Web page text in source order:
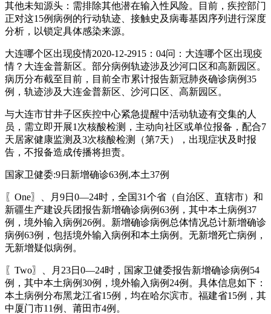
其他未知源头：需排除其他潜在输入性风险。目前，疾控部门
正对这15例病例的行动轨迹、接触史及病毒基因序列进行深度
分析，以锁定具体感染来源。
大连哪个区出现疫情2020-12-2915：04问：大连哪个区出现疫
情？大连金普新区。部分病例轨迹涉及沙河口区和高新园区。
病历分布截至目前，目前全市累计报告新冠肺炎确诊病例35
例，轨迹涉及大连金普新区、沙河口区、高新园区。
与大连市甘井子区疾控中心紧急提醒中活动轨迹有交集的人
员，需立即开展1次核酸检测，主动向社区或单位报备，配合7
天居家健康监测及3次核酸检测（第7天），出现症状及时报
告，不报备造成传播将担责。
国家卫健委:9日新增确诊63例,本土37例
〖One〗、月9日0—24时，全国31个省（自治区、直辖市）和
新疆生产建设兵团报告新增确诊病例63例，其中本土病例37
例，境外输入病例26例。新增确诊病例总体情况总计新增确诊
病例63例，包括境外输入病例和本土病例。无新增死亡病例，
无新增疑似病例。
〖Two〗、月23日0—24时，国家卫健委报告新增确诊病例54
例，其中本土病例30例，境外输入病例24例。具体信息如下：
本土病例分布黑龙江省15例，均在哈尔滨市。福建省15例，其
中厦门市11例、莆田市4例。